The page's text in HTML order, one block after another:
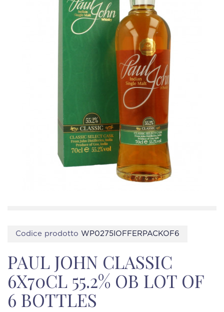
Codice prodotto WP0275IOFFERPACKOF6
PAUL JOHN CLASSIC
6X70CL 55.2% OB LOT OF
6 BOTTLES